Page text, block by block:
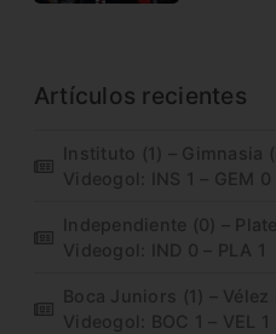
Artículos recientes
Instituto (1) – Gimnasia
Videogol: INS 1 – GEM 0
Independiente (0) –
Videogol: IND 0 – PLA 1
Boca Juniors (1) –
Videogol: BOC 1 – VEL 1